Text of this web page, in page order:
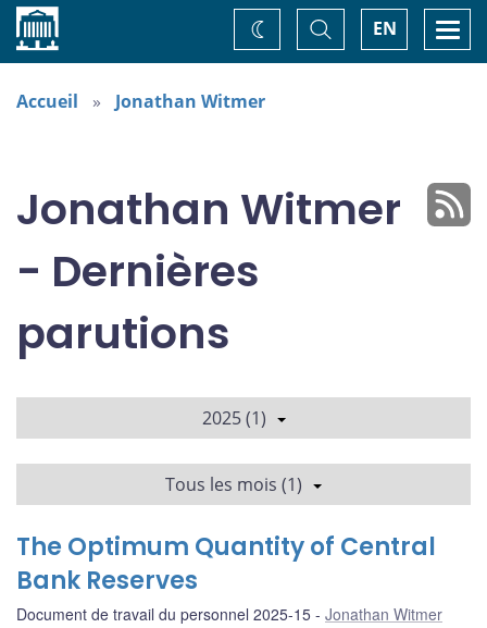
Accueil EN
Basculer
la
recherche
Changez
de
Accueil Jonathan Witmer
Jonathan Witmer
- Dernières
parutions
2025 (1)
Tous les mois (1)
The Optimum Quantity of Central
Bank Reserves
Document de travail du personnel 2025-15 Jonathan Witmer